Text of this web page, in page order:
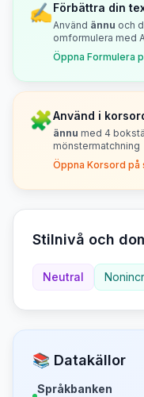
✍️Förbättra din
Använd ännu och
omformulera med
Öppna Formulera
🧩Använd i
ännu med 4
mönstermatchning
Öppna Korsord
Stilnivå och
Neutral
📚 Datakällor
Språkbanken